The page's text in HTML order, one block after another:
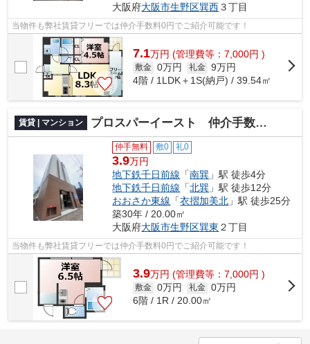
大阪府大阪市生野区巽西３丁目
当物件も弊社賃貸フリーでは仲介手数料0円でご紹介可能です！
7.1万円 (管理費等：7,000円 )
敷金 0万円 礼金 9万円
4階 / 1LDK＋1S(納戸) / 39.54㎡
賃貸 | マンション プロスパーイースト 仲介手数料無料
仲手無料 敷0 礼0
3.9万円
地下鉄千日前線 「南巽 」駅 徒歩4分
地下鉄千日前線 「北巽 」駅 徒歩12分
おおさか東線 「衣摺加美北 」駅 徒歩25分
築30年 / 20.00㎡
大阪府大阪市生野区巽東 ２丁目
当物件も弊社賃貸フリーでは仲介手数料0円でご紹介可能です！
3.9万円 (管理費等：7,000円 )
敷金 0万円 礼金 0万円
6階 / 1R / 20.00㎡